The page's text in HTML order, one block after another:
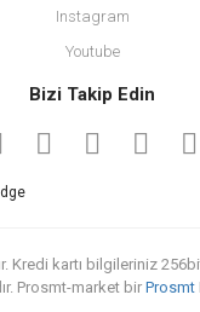
Instagram
Youtube
Bizi Takip Edin
Kredi kartı bilgileriniz
Prosmt-market bir Prosmt